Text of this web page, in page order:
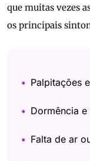
que muitas vezes
os principais
Palpitações
Dormência
Falta de ar